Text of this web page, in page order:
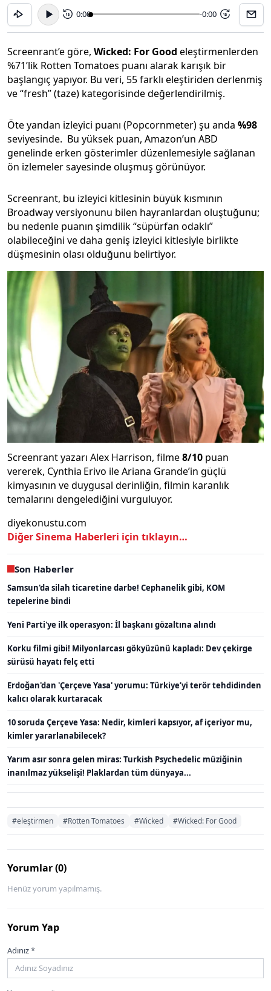
15 0:00 -0:00 15
Screenrant’e göre, Wicked: For Good eleştirmenlerden
%71’lik Rotten Tomatoes puanı alarak karışık bir
başlangıç yapıyor. Bu veri, 55 farklı eleştiriden derlenmiş
ve “fresh” (taze) kategorisinde değerlendirilmiş.
Öte yandan izleyici puanı (Popcornmeter) şu anda %98
seviyesinde. Bu yüksek puan, Amazon’un ABD
genelinde erken gösterimler düzenlemesiyle sağlanan
ön izlemeler sayesinde oluşmuş görünüyor.
Screenrant, bu izleyici kitlesinin büyük kısmının
Broadway versiyonunu bilen hayranlardan oluştuğunu;
bu nedenle puanın şimdilik “süpürfan odaklı”
olabileceğini ve daha geniş izleyici kitlesiyle birlikte
düşmesinin olası olduğunu belirtiyor.
Screenrant yazarı Alex Harrison, filme8/10 puan
vererek, Cynthia Erivo ile Ariana Grande’in güçlü
kimyasının ve duygusal derinliğin, filmin karanlık
temalarını dengelediğini vurguluyor.
diyekonustu.com
Diğer Sinema Haberleri için tıklayın…
Son Haberler
Samsun'da silah ticaretine darbe! Cephanelik gibi, KOM
tepelerine bindi
Yeni Parti'ye ilk operasyon: İl başkanı gözaltına alındı
Korku filmi gibi! Milyonlarcası gökyüzünü kapladı: Dev çekirge
sürüsü hayatı felç etti
Erdoğan'dan 'Çerçeve Yasa' yorumu: Türkiye’yi terör tehdidinden
kalıcı olarak kurtaracak
10 soruda Çerçeve Yasa: Nedir, kimleri kapsıyor, af içeriyor mu,
kimler yararlanabilecek?
Yarım asır sonra gelen miras: Turkish Psychedelic müziğinin
inanılmaz yükselişi! Plaklardan tüm dünyaya...
#eleştirmen #Rotten Tomatoes #Wicked #Wicked: For Good
Yorumlar (0)
Henüz yorum yapılmamış.
Yorum Yap
Adınız *